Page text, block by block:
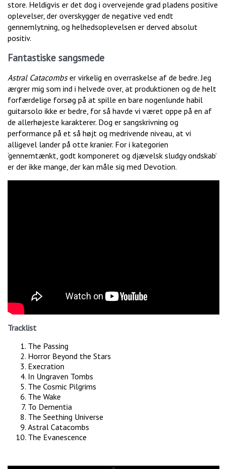
store. Heldigvis er det dog i overvejende grad pladens positive
oplevelser, der overskygger de negative ved endt
gennemlytning, og helhedsoplevelsen er derved absolut
positiv.
Fantastiske sangsmede
Astral Catacombser virkelig en overraskelse af de bedre. Jeg
ærgrer mig som ind i helvede over, at produktionen og de helt
forfærdelige forsøg på at spille en bare nogenlunde habil
guitarsolo ikke er bedre, for så havde vi været oppe på en af
de allerhøjeste karakterer. Dog er sangskrivning og
performance på et så højt og medrivende niveau, at vi
alligevel lander på otte kranier. For i kategorien
‘gennemtænkt, godt komponeret og djævelsk sludgy ondskab’
er der ikke mange, der kan måle sig med Devotion.
Tracklist
The Passing
Horror Beyond the Stars
Execration
In Ungraven Tombs
The Cosmic Pilgrims
The Wake
To Dementia
The Seething Universe
Astral Catacombs
The Evanescence